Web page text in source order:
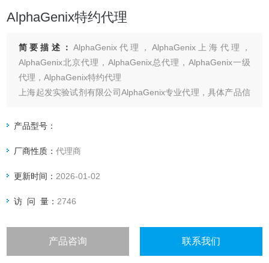
AlphaGenix特约代理
简要描述： AlphaGenix代理，AlphaGenix上海代理，
AlphaGenix北京代理，AlphaGenix总代理，AlphaGenix一级
代理，AlphaGenix特约代理
上海起发实验试剂有限公司AlphaGenix专业代理，具体产品信
产品型号：
厂商性质：代理商
更新时间： 2026-01-02
访 问 量： 2746
产品咨询 联系我们